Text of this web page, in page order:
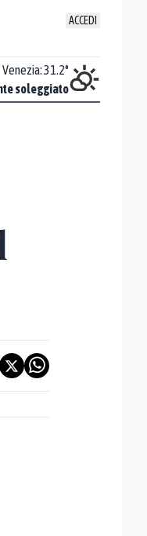
ACCEDI
Venezia:31.2°
soleggiato